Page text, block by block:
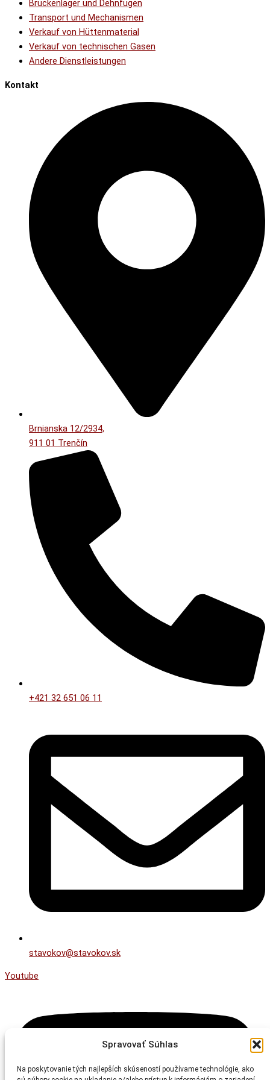
Spravovať Súhlas
Na poskytovanie tých najlepších skúseností používame technológie, ako
Brückenlager und Dehnfugen
Transport und Mechanismen
Verkauf von Hüttenmaterial
Verkauf von technischen Gasen
Andere Dienstleistungen
Kontakt
Brnianska 12/2934,
911 01 Trenčín
+421 32 651 06 11
stavokov@stavokov.sk
Youtube